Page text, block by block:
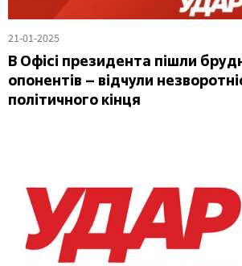
21-01-2025
В Офісі президента пішли
опонентів – відчули
політичного кінця